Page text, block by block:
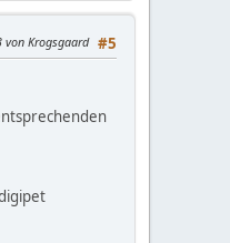
#5
von Krogsgaard